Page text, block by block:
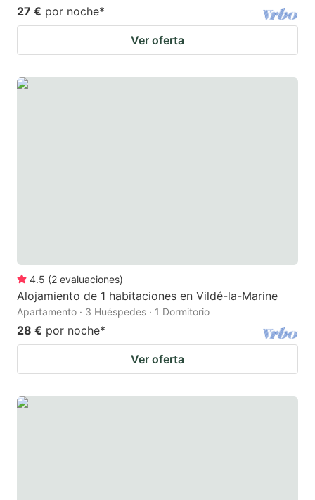
27 € por noche*
Ver oferta
4.5 (2 evaluaciones)
Alojamiento de 1 habitaciones en Vildé-la-Marine
Apartamento · 3 Huéspedes · 1 Dormitorio
28 € por noche*
Ver oferta